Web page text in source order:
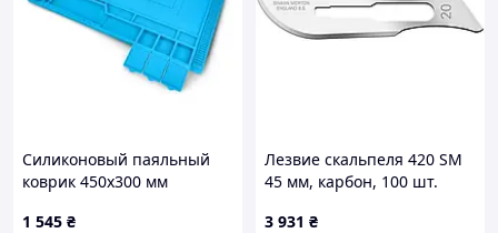
Силиконовый паяльный
коврик 450x300 мм
1 545 ₴
Лезвие скальпеля 420 SM
45 мм, карбон, 100 шт.
3 931 ₴